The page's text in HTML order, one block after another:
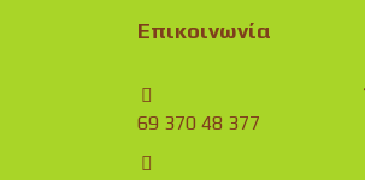
Επικοινωνία
69 370 48 377